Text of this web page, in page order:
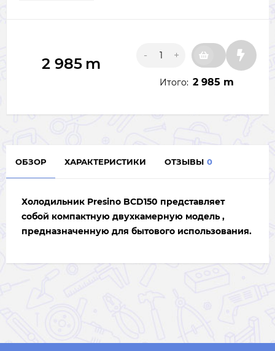
2 985 m - +
Итого: 2 985 m
ОБЗОР ХАРАКТЕРИСТИКИ ОТЗЫВЫ 0
Холодильник Presino BCD150 представляет
собой компактную двухкамерную модель ,
предназначенную для бытового использования.